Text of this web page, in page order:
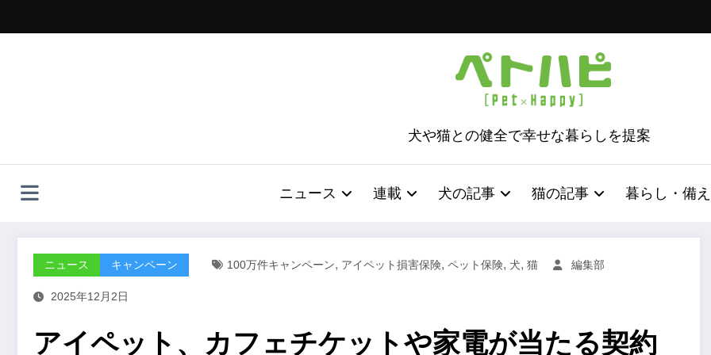
ッ
犬や猫との健全で幸せな暮らしを提案
ニュース 連載 犬の記事 猫の記事 暮らし・備え
ニュース キャンペーン 100万件キャンペーン, アイペット損害保険, ペット保険, 犬, 猫 編集部
2025年12月2日
アイペット、カフェチケットや家電が当たる契約